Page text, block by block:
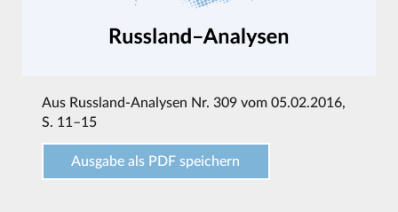
Aus Russland-Analysen Nr. 309 vom 05.02.2016,
S. 11–15
Ausgabe als PDF speichern